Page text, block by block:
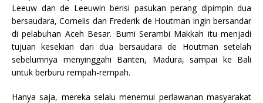
Leeuw dan de Leeuwin berisi pasukan perang dipimpin dua
bersaudara, Cornelis dan Frederik de Houtman ingin bersandar
di pelabuhan Aceh Besar. Bumi Serambi Makkah itu menjadi
tujuan kesekian dari dua bersaudara de Houtman setelah
sebelumnya menyinggahi Banten, Madura, sampai ke Bali
untuk berburu rempah-rempah.
Hanya saja, mereka selalu menemui perlawanan masyarakat